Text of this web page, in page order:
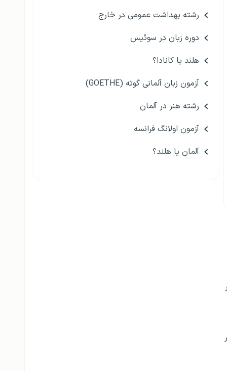
رشته بهداشت عمومی در خارج
دوره زبان در سوئیس
هلند یا کانادا؟
آزمون زبان آلمانی گوته (GOETHE)
رشته هنر در آلمان
آزمون اولانگ فرانسه
آلمان یا هلند؟